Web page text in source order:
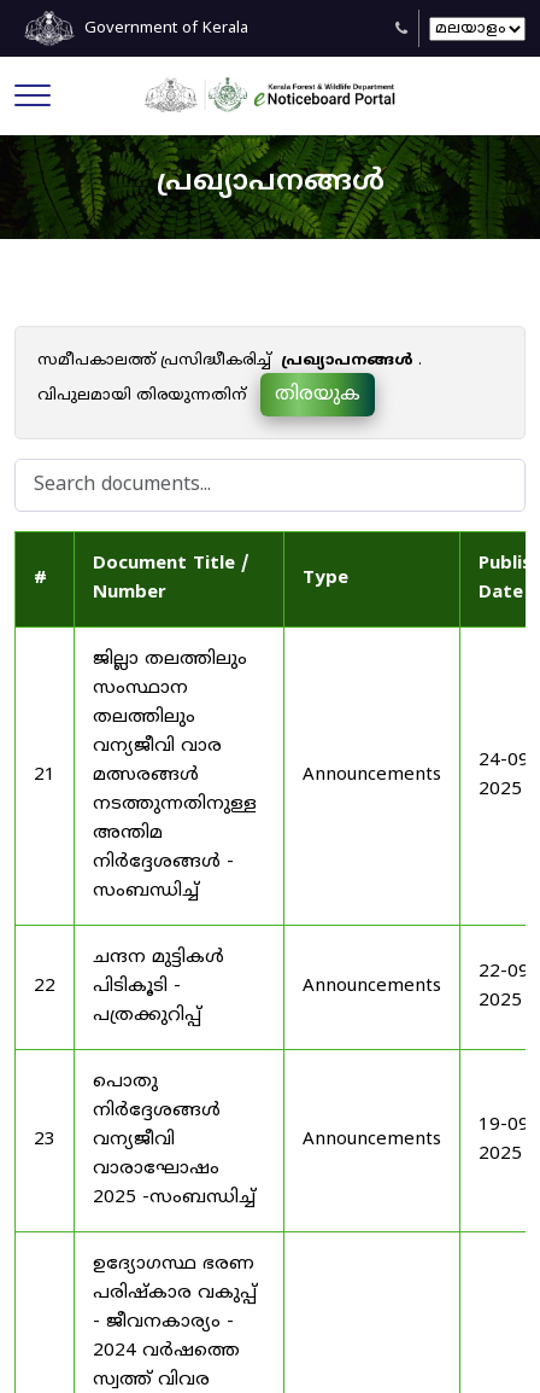
Government of Kerala
പ്രഖ്യാപനങ്ങൾ
സമീപകാലത്ത് പ്രസിദ്ധീകരിച്ച് പ്രഖ്യാപനങ്ങൾ .
വിപുലമായി തിരയുന്നതിന്
തിരയുക
#
Document Title /
Number
Type
Date
21
ജില്ലാ തലത്തിലും
സംസ്ഥാന
തലത്തിലും
വന്യജീവി വാര
മത്സരങ്ങൾ
നടത്തുന്നതിനുള്ള
അന്തിമ
നിർദ്ദേശങ്ങൾ -
സംബന്ധിച്ച്
Announcements
24-09-
2025
22
ചന്ദന മുട്ടികൾ
പിടികൂടി -
പത്രക്കുറിപ്പ്
Announcements
22-09-
2025
23
പൊതു
നിർദ്ദേശങ്ങൾ
വന്യജീവി
വാരാഘോഷം
2025 -സംബന്ധിച്ച്
Announcements
19-09-
2025
ഉദ്യോഗസ്ഥ ഭരണ
പരിഷ്കാര വകുപ്പ്
- ജീവനകാര്യം -
2024 വർഷത്തെ
സ്വത്ത് വിവര